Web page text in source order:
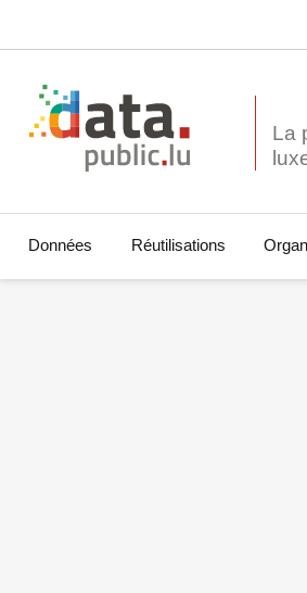
La
Données Réutilisations